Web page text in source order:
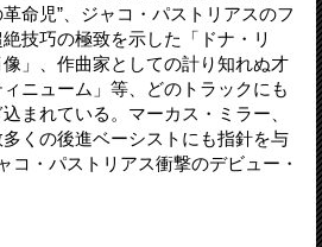
命児”、ジャコ・パストリアスのフ
技巧の極致を示した「ドナ・リ
」、作曲家としての計り知れぬ才
ニューム」等、どのトラックにも
まれている。マーカス・ミラー、
くの後進ベーシストにも指針を与
コ・パストリアス衝撃のデビュー・